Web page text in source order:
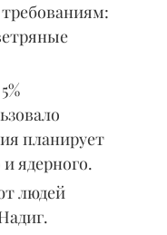
требованиям:
планирует
и ядерного.
людей